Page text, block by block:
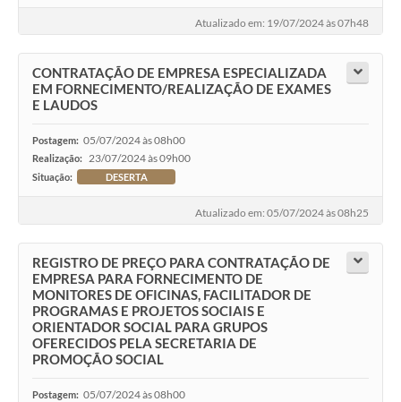
Atualizado em: 19/07/2024 às 07h48
CONTRATAÇÃO DE EMPRESA ESPECIALIZADA
EM FORNECIMENTO/REALIZAÇÃO DE EXAMES
E LAUDOS
Postagem: 05/07/2024 às 08h00
Realização: 23/07/2024 às 09h00
Situação: DESERTA
Atualizado em: 05/07/2024 às 08h25
REGISTRO DE PREÇO PARA CONTRATAÇÃO DE
EMPRESA PARA FORNECIMENTO DE
MONITORES DE OFICINAS, FACILITADOR DE
PROGRAMAS E PROJETOS SOCIAIS E
ORIENTADOR SOCIAL PARA GRUPOS
OFERECIDOS PELA SECRETARIA DE
PROMOÇÃO SOCIAL
Postagem: 05/07/2024 às 08h00